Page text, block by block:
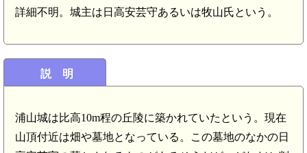
詳細不明。城主は日高安芸守あるいは牧山氏という。
説 明
浦山城は比高10m程の丘陵に築かれていたという。現在
山頂付近は畑や墓地となっている。この墓地のなかの日
少弐資時の墓
弘安の役 瀬戸浦古戦場
壱岐 瀬戸浦の烽
壱岐 御館所(7.4km)
壱岐 安城(7.9km)